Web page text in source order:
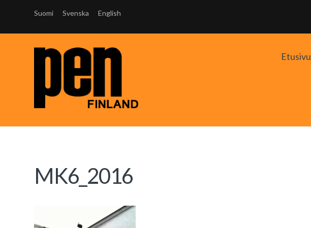
Suomi Svenska English
Etusivu
MK6_2016